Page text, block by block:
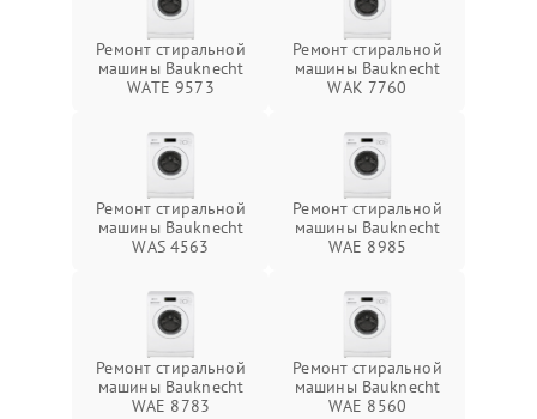
Ремонт стиральной
машины Bauknecht
WATE 9573
Ремонт стиральной
машины Bauknecht
WAK 7760
Ремонт стиральной
машины Bauknecht
WAS 4563
Ремонт стиральной
машины Bauknecht
WAE 8985
Ремонт стиральной
машины Bauknecht
WAE 8783
Ремонт стиральной
машины Bauknecht
WAE 8560